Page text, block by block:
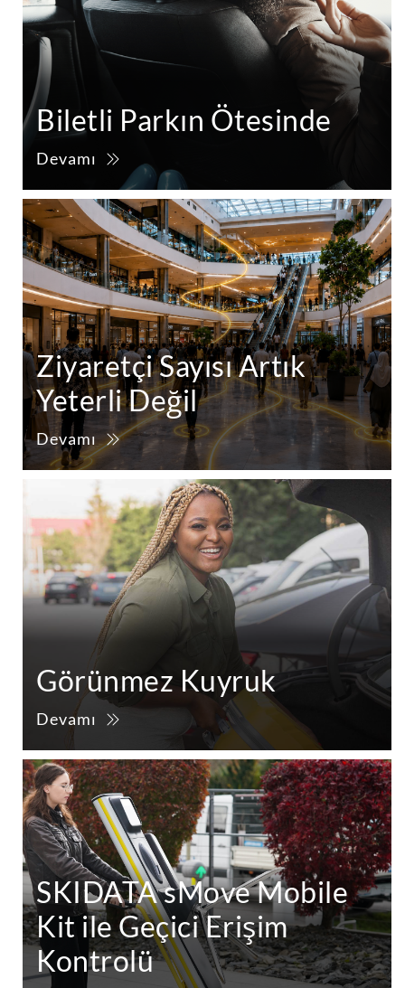
Biletli Parkın Ötesinde
Devamı
Ziyaretçi Sayısı Artık
Yeterli Değil
Devamı
Görünmez Kuyruk
Devamı
SKIDATA sMove Mobile
Kit ile Geçici Erişim
Kontrolü